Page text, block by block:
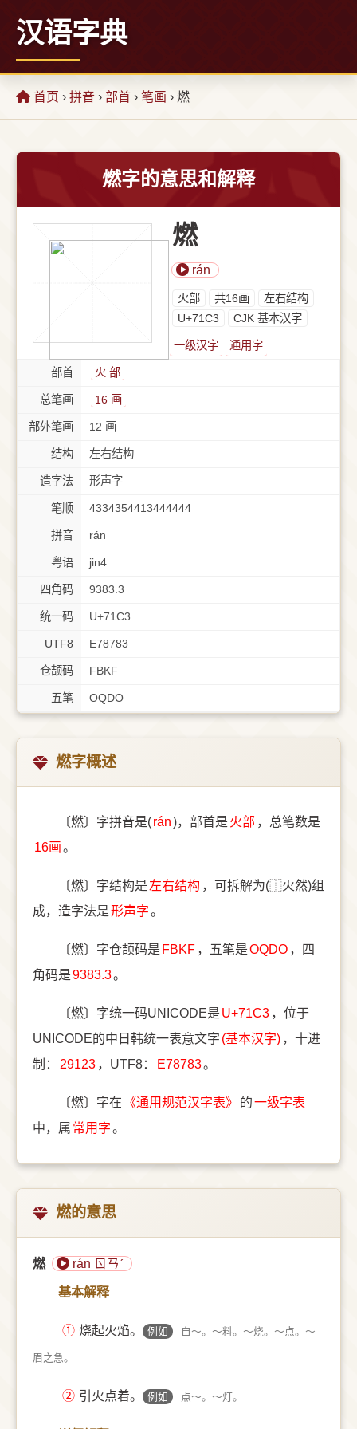
汉语字典
首页 › 拼音 › 部首 › 笔画 › 燃
燃字的意思和解释
燃
rán
⽕部 共16画
左右结构
U+71C3
CJK 基本汉字
一级汉字 通用字
部首 ⽕ 部
总笔画 16 画
部外笔画 12 画
结构 左右结构
造字法 形声字
笔顺 4334354413444444
拼音 rán
粤语 jin4
四角码 9383.3
统一码 U+71C3
UTF8 E78783
仓颉码 FBKF
五笔 OQDO
燃字概述
〔燃〕字拼音是(rán)，部首是 ⽕部 ，总笔数是
16画。
〔燃〕字结构是 左右结构 ，可拆解为(⿰火然)组
成，造字法是形声字。
〔燃〕字仓颉码是 FBKF ，五笔是OQDO ，四
角码是9383.3。
〔燃〕字统一码UNICODE是 U+71C3 ，位于
UNICODE的中日韩统一表意文字 (基本汉字) ，十进
制：
29123 ，UTF8： E78783。
〔燃〕字在 《通用规范汉字表》 的一级字表
中，属 常用字。
燃的意思
燃 rán ㄖㄢˊ
基本解释
① 烧起火焰。 例如 自～。～料。～烧。～点。～
眉之急。
② 引火点着。 例如 点～。～灯。